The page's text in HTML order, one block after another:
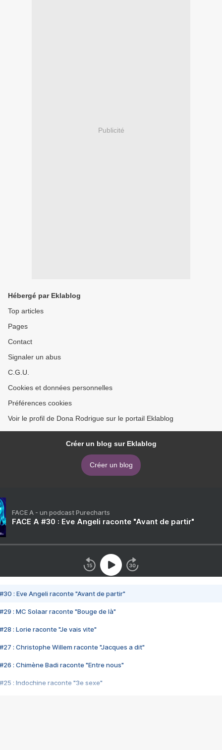
Publicité
Hébergé par Eklablog
Top articles
Pages
Contact
Signaler un abus
C.G.U.
Cookies et données personnelles
Préférences cookies
Voir le profil de Dona Rodrigue sur le portail Eklablog
Créer un blog sur Eklablog
Créer un blog
FACE A - un podcast Purecharts
FACE A #30 : Eve Angeli raconte "Avant de partir"
#30 : Eve Angeli raconte "Avant de partir"
#29 : MC Solaar raconte "Bouge de là"
#28 : Lorie raconte "Je vais vite"
#27 : Christophe Willem raconte "Jacques a dit"
#26 : Chimène Badi raconte "Entre nous"
#25 : Indochine raconte "3e sexe"